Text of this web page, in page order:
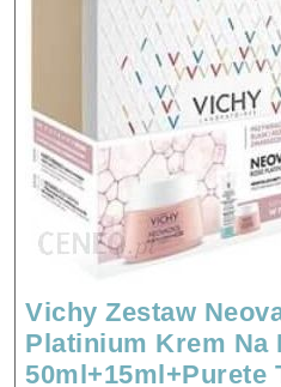
Vichy Zestaw
Platinium Krem Na
50ml+15ml+Purete